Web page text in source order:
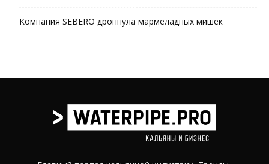
Компания SEBERO дропнула мармеладных мишек